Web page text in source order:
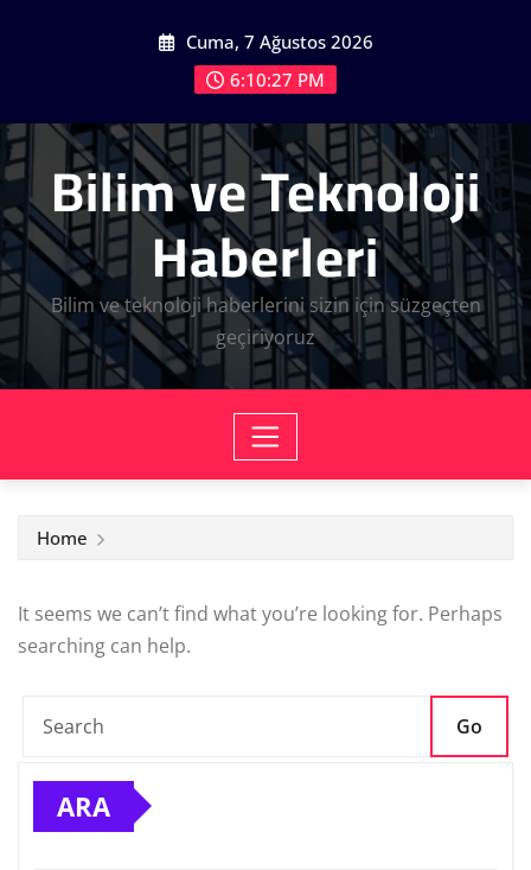
Cuma, 7 Ağustos 2026
6:10:28 PM
Bilim ve Teknoloji
Haberleri
Bilim ve teknoloji haberlerini sizin için süzgeçten
geçiriyoruz
Home
It seems we can’t find what you’re looking for. Perhaps
searching can help.
Go
ARA